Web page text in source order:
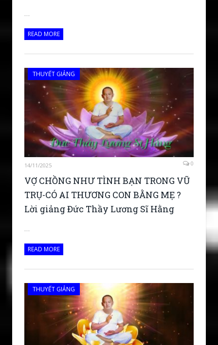
…
READ MORE
THUYẾT GIẢNG
14/11/2025 0
VỢ CHỒNG NHƯ TÌNH BẠN TRONG VŨ
TRỤ-CÓ AI THƯƠNG CON BẰNG MẸ ?
Lời giảng Đức Thầy Lương Sĩ Hằng
…
READ MORE
THUYẾT GIẢNG